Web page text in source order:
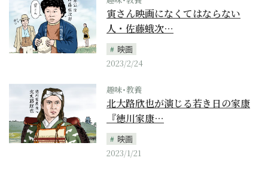
寅さん映画になくてはならない
人・佐藤蛾次…
映画
2023/2/24
趣味･教養
北大路欣也が演じる若き日の家康
『徳川家康…
映画
2023/1/21